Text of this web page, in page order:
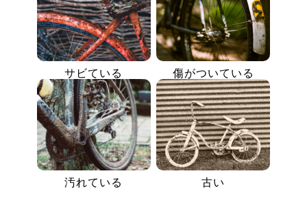
サビている 傷がついている
汚れている 古い